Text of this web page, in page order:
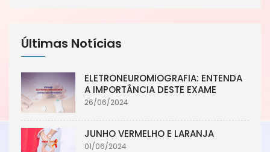
Últimas Notícias
ELETRONEUROMIOGRAFIA: ENTENDA
A IMPORTÂNCIA DESTE EXAME
26/06/2024
JUNHO VERMELHO E LARANJA
01/06/2024